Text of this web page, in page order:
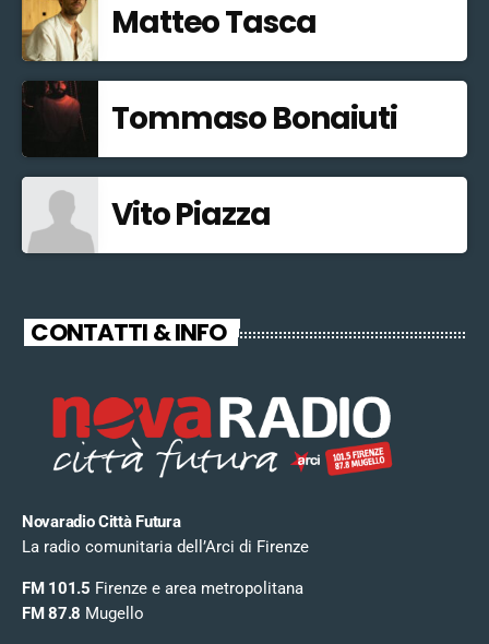
Matteo Tasca
Tommaso Bonaiuti
Vito Piazza
CONTATTI & INFO
Novaradio Città Futura
La radio comunitaria dell’Arci di Firenze
FM 101.5 Firenze e area metropolitana
FM 87.8 Mugello